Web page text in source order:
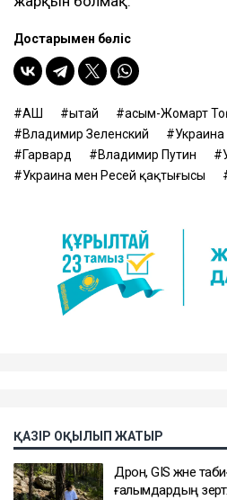
Достарыңмен бөліс
АҚШ Қытай
Қасым-Жомарт
Владимир Зеленский
Украина
Гарвард
Владимир Путин
Украина мен Ресей қақтығысы
ҚАЗІР ОҚЫЛЫП ЖАТЫР
Дрон, GIS және
ғалымдардың